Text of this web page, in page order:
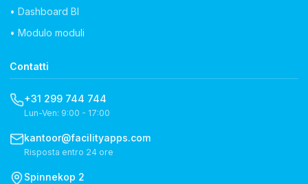
• Dashboard BI
• Modulo moduli
Contatti
+31 299 744 744
Lun-Ven: 9:00 - 17:00
kantoor@facilityapps.com
Risposta entro 24 ore
Spinnekop 2